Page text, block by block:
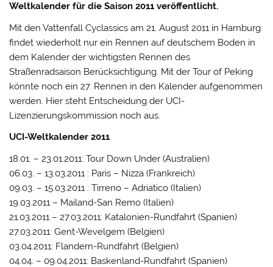
Weltkalender für die Saison 2011 veröffentlicht.
Mit den Vattenfall Cyclassics am 21. August 2011 in Hamburg
findet wiederholt nur ein Rennen auf deutschem Boden in
dem Kalender der wichtigsten Rennen des
Straßenradsaison Berücksichtigung. Mit der Tour of Peking
könnte noch ein 27. Rennen in den Kalender aufgenommen
werden. Hier steht Entscheidung der UCI-
Lizenzierungskommission noch aus.
UCI-Weltkalender 2011
18.01. – 23.01.2011: Tour Down Under (Australien)
06.03. – 13.03.2011 : Paris – Nizza (Frankreich)
09.03. – 15.03.2011 : Tirreno – Adriatico (Italien)
19.03.2011 – Mailand-San Remo (Italien)
21.03.2011 – 27.03.2011: Katalonien-Rundfahrt (Spanien)
27.03.2011: Gent-Wevelgem (Belgien)
03.04.2011: Flandern-Rundfahrt (Belgien)
04.04. – 09.04.2011: Baskenland-Rundfahrt (Spanien)